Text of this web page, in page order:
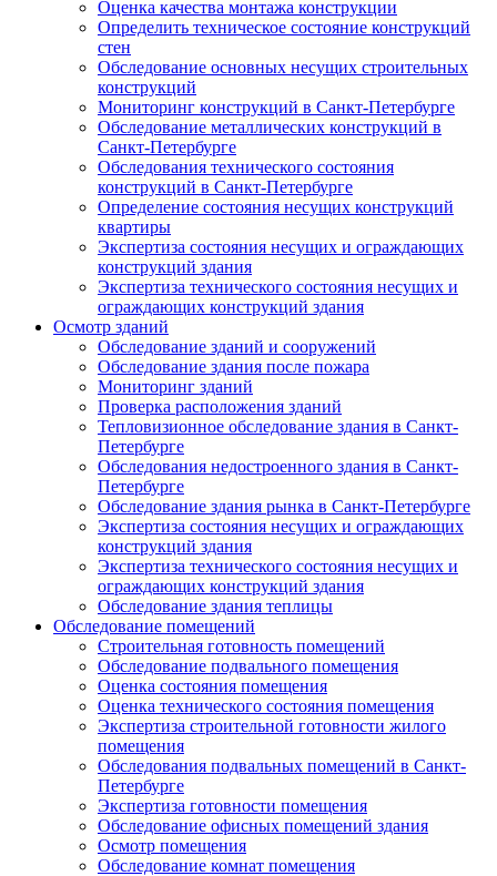
Оценка качества монтажа конструкции
Определить техническое состояние конструкций
стен
Обследование основных несущих строительных
конструкций
Мониторинг конструкций в Санкт-Петербурге
Обследование металлических конструкций в
Санкт-Петербурге
Обследования технического состояния
конструкций в Санкт-Петербурге
Определение состояния несущих конструкций
квартиры
Экспертиза состояния несущих и ограждающих
конструкций здания
Экспертиза технического состояния несущих и
ограждающих конструкций здания
Осмотр зданий
Обследование зданий и сооружений
Обследование здания после пожара
Мониторинг зданий
Проверка расположения зданий
Тепловизионное обследование здания в Санкт-
Петербурге
Обследования недостроенного здания в Санкт-
Петербурге
Обследование здания рынка в Санкт-Петербурге
Экспертиза состояния несущих и ограждающих
конструкций здания
Экспертиза технического состояния несущих и
ограждающих конструкций здания
Обследование здания теплицы
Обследование помещений
Строительная готовность помещений
Обследование подвального помещения
Оценка состояния помещения
Оценка технического состояния помещения
Экспертиза строительной готовности жилого
помещения
Обследования подвальных помещений в Санкт-
Петербурге
Экспертиза готовности помещения
Обследование офисных помещений здания
Осмотр помещения
Обследование комнат помещения